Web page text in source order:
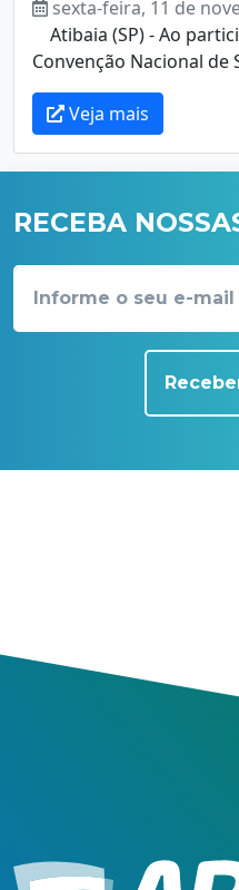
sexta-feira, 11 de
Atibaia (SP) - Ao
Convenção Nacional de
Veja mais
RECEBA